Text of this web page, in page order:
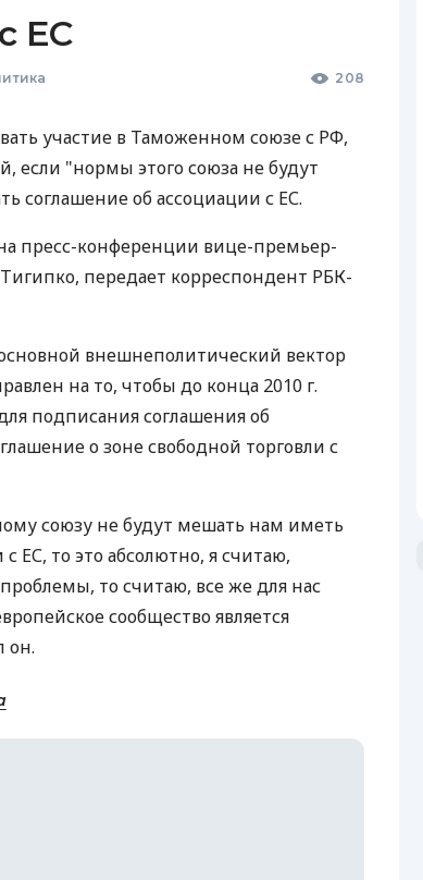
ЕС
208
участие в Таможенном союзе с РФ,
если "нормы этого союза не будут
соглашение об ассоциации с ЕС.
пресс-конференции вице-премьер-
передает корреспондент РБК-
внешнеполитический вектор
на то, чтобы до конца 2010 г.
подписания соглашения об
о зоне свободной торговли с
союзу не будут мешать нам иметь
ЕС, то это абсолютно, я считаю,
то считаю, все же для нас
сообщество является
он.